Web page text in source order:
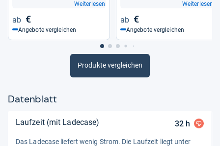
Weiterlesen
€
Angebote vergleichen
Weiterlesen
€
Angebote vergleichen
Produkte vergleichen
Datenblatt
Laufzeit (mit Ladecase) 32h
Das Lade­case lie­fert wenig Strom. Die Lauf­zeit liegt unter